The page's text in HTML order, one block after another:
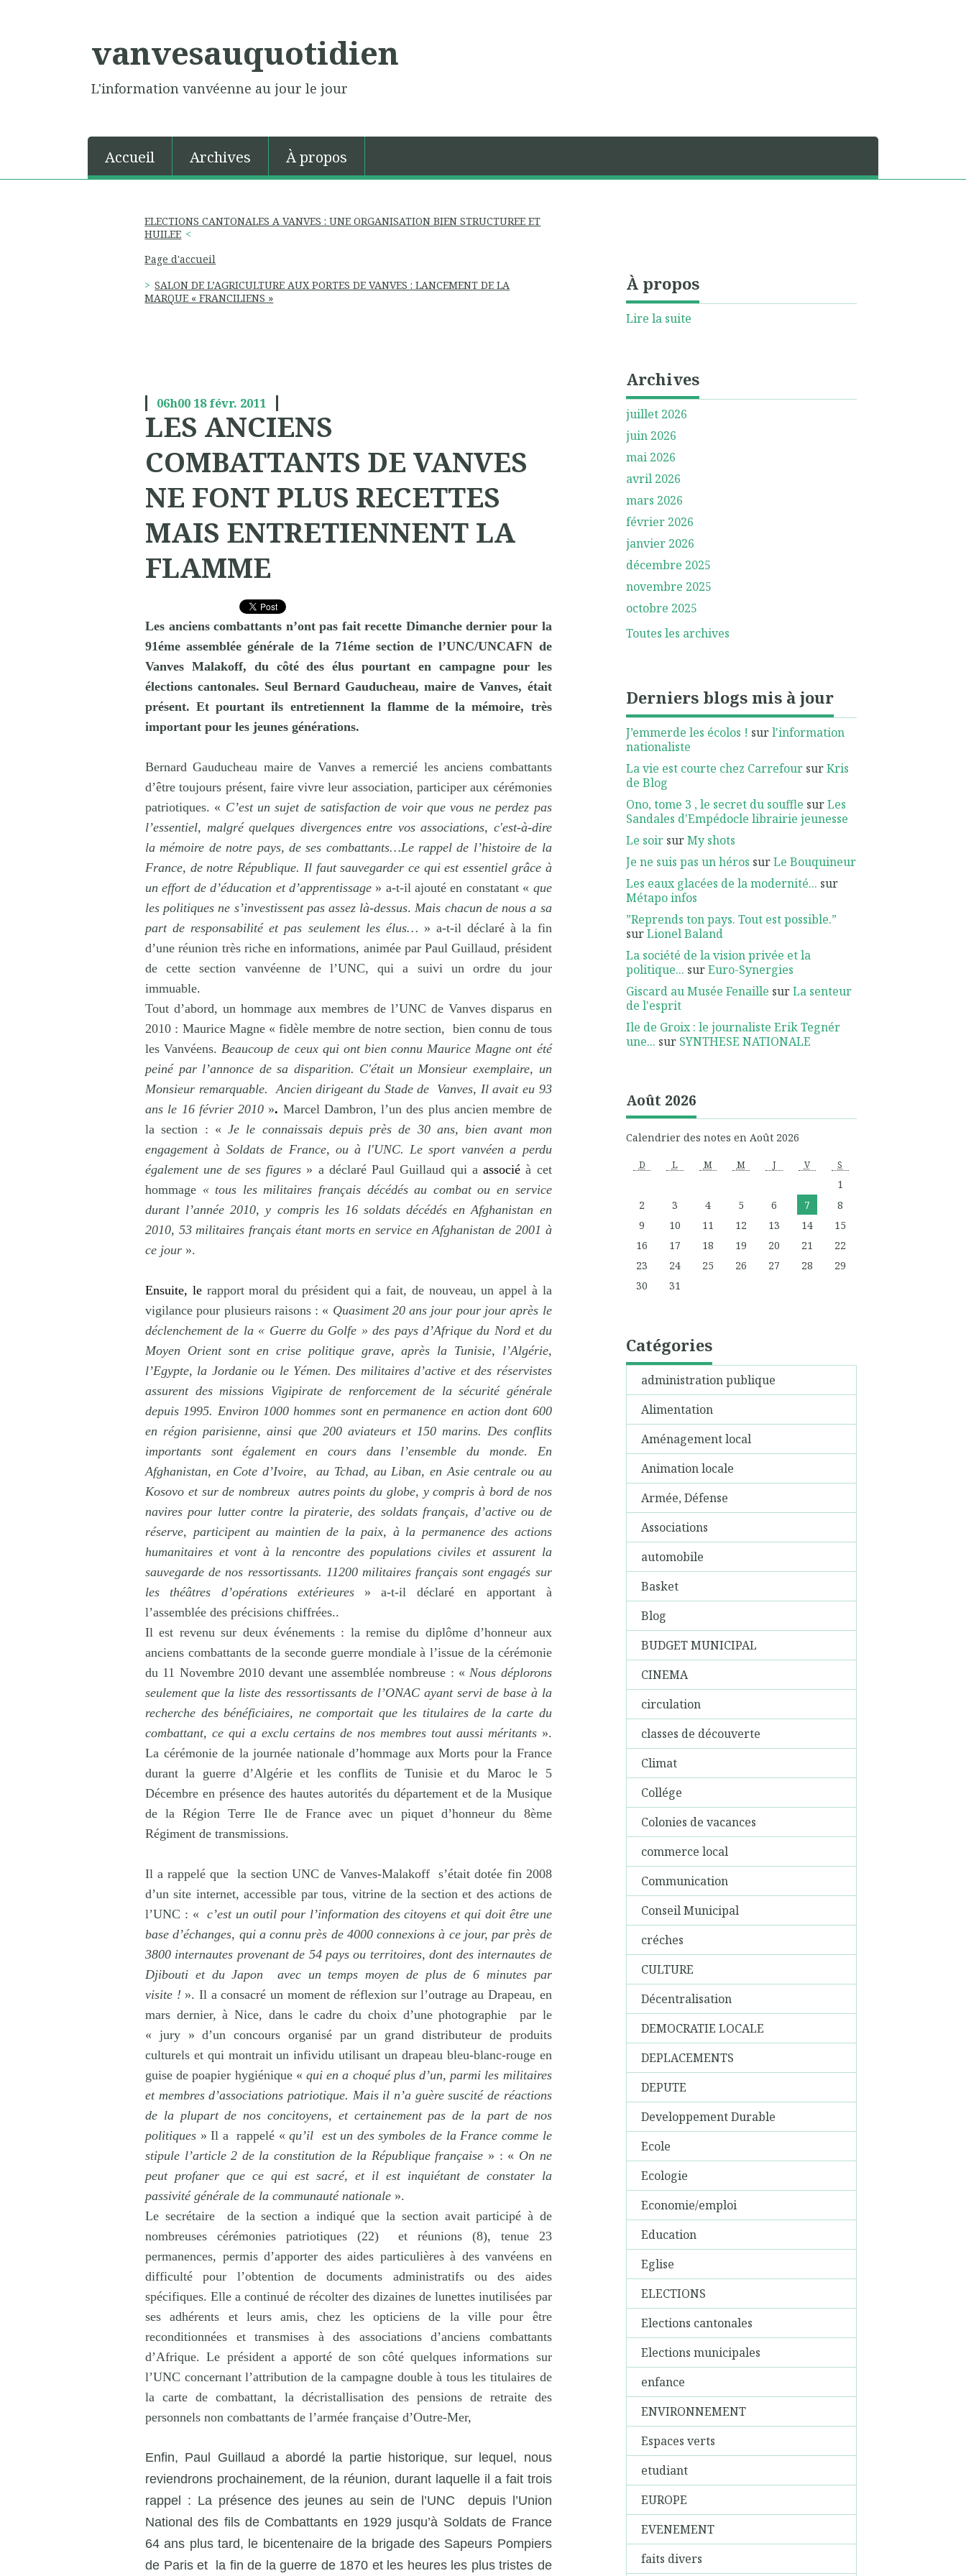
vanvesauquotidien
L'information vanvéenne au jour le jour
Accueil Archives À propos
ELECTIONS CANTONALES A VANVES : UNE ORGANISATION BIEN STRUCTUREE ET
HUILEE
Page d'accueil
SALON DE L’AGRICULTURE AUX PORTES DE VANVES : LANCEMENT DE LA
MARQUE « FRANCILIENS »
06h00 18 févr. 2011
LES ANCIENS
COMBATTANTS DE VANVES
NE FONT PLUS RECETTES
MAIS ENTRETIENNENT LA
FLAMME
Les anciens combattants n’ont pas fait recette Dimanche dernier pour la
91éme assemblée générale de la 71éme section de l’UNC/UNCAFN de
Vanves Malakoff, du côté des élus pourtant en campagne pour les
élections cantonales. SeulBernard Gauducheau, maire de Vanves, était
présent. Et pourtant ils entretiennent la flamme de la mémoire, très
important pour les jeunes générations.
Bernard Gauducheau maire de Vanves a remercié les anciens combattants
d’être toujours présent, faire vivre leur association, participer aux cérémonies
patriotiques. « C’est un sujet de satisfaction de voir que vous ne perdez pas
l’essentiel, malgré quelques divergences entre vos associations, c'est-à-dire
la mémoire de notre pays, de ses combattants…Le rappel de l’histoire de la
France, de notre République. Il faut sauvegarder ce qui est essentiel grâce à
un effort de d’éducation et d’apprentissage» a-t-il ajouté en constatant « que
les politiques ne s’investissent pas assez là-dessus. Mais chacun de nous a sa
part de responsabilité et pas seulement les élus… » a-t-il déclaré à la fin
d’une réunion très riche en informations, animée par Paul Guillaud, président
de cette section vanvéenne de l’UNC, qui a suivi un ordre du jour
immuable.
Tout d’abord, un hommage aux membres de l’UNC de Vanves disparus en
2010 : Maurice Magne « fidèle membre de notre section,
bien connu de tous
les Vanvéens. Beaucoup de ceux qui ont bien connu Maurice Magne ont été
peiné par l’annonce de sa disparition. C'était un Monsieur exemplaire, un
Monsieur remarquable.
Ancien dirigeant du Stade de Vanves, Il avait eu 93
ans le 16 février 2010 ». Marcel Dambron, l’un des plus ancien membre de
la section : «Je le connaissais depuis près de 30 ans, bien avant mon
engagement à Soldats de France, ou à l'UNC. Le sport vanvéen a perdu
également une de ses figures » a déclaré Paul Guillaud qui aassocié à cet
hommage « tous les militaires français décédés au combat ou en service
durant l’année 2010, y compris les 16 soldats décédés en Afghanistan en
2010, 53 militaires français étant morts en service en Afghanistan de 2001 à
ce jour ».
Ensuite, lerapport moral du président qui a fait, de nouveau, un appel à la
vigilance pour plusieurs raisons : « Quasiment 20 ans jour pour jour après le
déclenchement de la « Guerre du Golfe » des pays d’Afrique du Nord et du
Moyen Orient sont en crise politique grave, après la Tunisie, l’Algérie,
l’Egypte, la Jordanie ou le Yémen. Des militaires d’active et des réservistes
assurent des missions Vigipirate de renforcement de la sécurité générale
depuis 1995. Environ 1000 hommes sont en permanence en action dont 600
en région parisienne, ainsi que 200 aviateurs et 150 marins. Des conflits
importants sont également en cours dans l’ensemble du monde. En
Afghanistan, en Cote d’Ivoire,
au Tchad, au Liban, en Asie centrale ou au
Kosovo et sur de nombreux autres points du globe, y compris à bord de nos
navires pour lutter contre la piraterie, des soldats français, d’active ou de
réserve, participent au maintien de la paix, à la permanence des actions
humanitaires et vont à la rencontre des populations civiles et assurent la
sauvegarde de nos ressortissants. 11200 militaires français sont engagés sur
les théâtres d’opérations extérieures » a-t-il déclaré en apportant à
l’assemblée des précisions chiffrées..
Il est revenu sur deux événements : la remise du diplôme d’honneur aux
anciens combattants de la seconde guerre mondiale à l’issue de la cérémonie
du 11 Novembre 2010 devant une assemblée nombreuse : « Nous déplorons
seulement que la liste des ressortissants de l’ONAC ayant servi de base à la
recherche des bénéficiaires, ne comportait que les titulaires de la carte du
combattant, ce qui a exclu certains de nos membres tout aussi méritants».
La cérémonie de la journée nationale d’hommage aux Morts pour la France
durant la guerre d’Algérie et les conflits de Tunisie et du Maroc le 5
Décembre en présence des hautes autorités du département et de la Musique
de la Région Terre Ile de France avec un piquet d’honneur du 8ème
Régiment de transmissions.
Il a rappelé que la section UNC de Vanves-Malakoff
s’était dotée fin 2008
d’un site internet, accessible par tous, vitrine de la section et des actions de
l’UNC : «c’est un outil pour l’information des citoyens et qui doit être une
base d’échanges, qui a connu près de 4000 connexions à ce jour, par près de
3800 internautes provenant de 54 pays ou territoires, dont des internautes de
Djibouti et du Japon
avec un temps moyen de plus de 6 minutes par
visite ! ». Il a consacré un moment de réflexion sur l’outrage au Drapeau, en
mars dernier, à Nice, dans le cadre du choix d’une photographie
par le
« jury » d’un concours organisé par un grand distributeur de produits
culturels et qui montrait un infividu utilisant un drapeau bleu-blanc-rouge en
guise de poapier hygiénique « qui en a choqué plus d’un, parmi les militaires
et membres d’associations patriotique. Mais il n’a guère suscité de réactions
de la plupart de nos concitoyens, et certainement pas de la part de nos
politiques » Il a rappelé « qu’il est un des symboles de la France comme le
stipule l’article 2 de la constitution de la République française » : « On ne
peut profaner que ce qui est sacré, et il est inquiétant de constater la
passivité générale de la communauté nationale ».
Le secrétaire
de la section a indiqué que la section avait participé à de
nombreuses cérémonies patriotiques (22)
et réunions (8), tenue 23
permanences, permis d’apporter des aides particulières à des vanvéens en
difficulté pour l’obtention de documents administratifs ou des aides
spécifiques. Elle a continué de récolter des dizaines de lunettes inutilisées par
ses adhérents et leurs amis, chez les opticiens de la ville pour être
reconditionnées et transmises à des associations d’anciens combattants
d’Afrique. Le président a apporté de son côté quelques informations sur
l’UNC concernant l’attribution de la campagne double à tous les titulaires de
la carte de combattant, la décristallisation des pensions de retraite des
personnels non combattants de l’armée française d’Outre-Mer,
Enfin, Paul Guillaud a abordé la partie historique, sur lequel, nous
reviendrons prochainement, de la réunion, durant laquelle il a fait trois
rappel : La présence des jeunes au sein de l’UNC
depuis l’Union
National des fils de Combattants en 1929 jusqu’à Soldats de France
64 ans plus tard, le bicentenaire de la brigade des Sapeurs Pompiers
de Paris et la fin de la guerre de 1870 et les heures les plus tristes de
À propos
Lire la suite
Archives
juillet 2026
juin 2026
mai 2026
avril 2026
mars 2026
février 2026
janvier 2026
décembre 2025
novembre 2025
octobre 2025
Toutes les archives
Derniers blogs mis à jour
J’emmerde les écolos ! surl'information
nationaliste
La vie est courte chez CarrefoursurKris
de Blog
Ono, tome 3 , le secret du souffle surLes
Sandales d'Empédocle librairie jeunesse
Le soirsurMy shots
Je ne suis pas un héros surLe Bouquineur
Les eaux glacées de la modernité... sur
Métapo infos
”Reprends ton pays. Tout est possible.”
surLionel Baland
La société de la vision privée et la
politique... surEuro-Synergies
Giscard au Musée Fenaille surLa senteur
de l'esprit
Ile de Groix : le journaliste Erik Tegnér
une... sur SYNTHESE NATIONALE
Août 2026
Calendrier des notes en Août 2026
D L M M J V S
1
2
3 4 5 6 7
8
9
10 11 12 13 14
15
16
17 18 19 20 21
22
23
24 25 26 27 28
29
30
31
Catégories
administration publique
Alimentation
Aménagement local
Animation locale
Armée, Défense
Associations
automobile
Basket
Blog
BUDGET MUNICIPAL
CINEMA
circulation
classes de découverte
Climat
Collége
Colonies de vacances
commerce local
Communication
Conseil Municipal
créches
CULTURE
Décentralisation
DEMOCRATIE LOCALE
DEPLACEMENTS
DEPUTE
Developpement Durable
Ecole
Ecologie
Economie/emploi
Education
Eglise
ELECTIONS
Elections cantonales
Elections municipales
enfance
ENVIRONNEMENT
Espaces verts
etudiant
EUROPE
EVENEMENT
faits divers